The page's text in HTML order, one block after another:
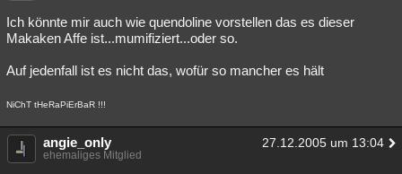
Ich könnte mir auch wie quendoline vorstellen das es dieser
Makaken Affe ist...mumifiziert...oder so.
Auf jedenfall ist es nicht das, wofür so mancher es hält
NiChT tHeRaPiErBaR !!!
angie_only 27.12.2005 um 13:04
ehemaliges Mitglied